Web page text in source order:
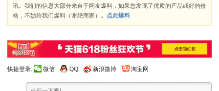
讯。我们的信息大部分来自于网友爆料，如果您发现了优质的产品或好的价
格，不妨给我们爆料（谢绝商家）。 点此爆料
快捷登录: 微信 QQ 新浪微博 淘宝网